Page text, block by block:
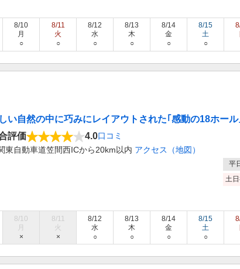
8/10
月
○
8/11
火
○
8/12
水
○
8/13
木
○
8/14
金
○
8/15
土
○
い自然の中に巧みにレイアウトされた｢感動の18ホール｣
評価
4.0口コミ
東自動車道笠間西ICから20km以内 アクセス（地図）
平
土
8/10
月
×
8/11
火
×
8/12
水
○
8/13
木
○
8/14
金
○
8/15
土
○